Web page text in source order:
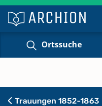
Ortssuche
Trauungen 1852-1863